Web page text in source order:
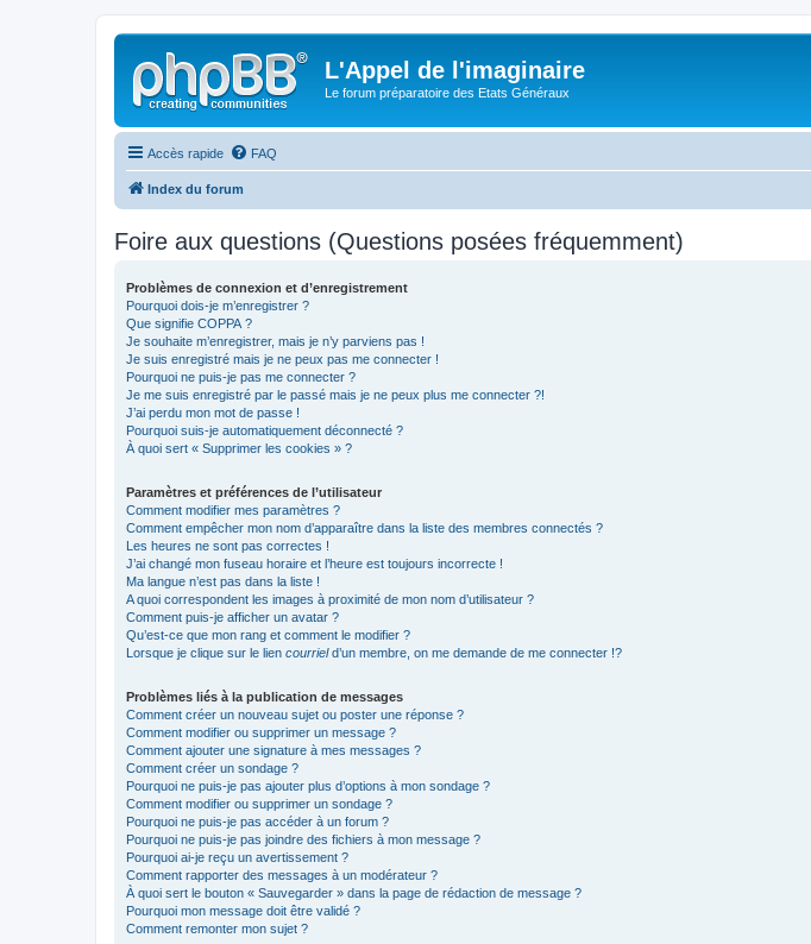
L'Appel de l'imaginaire
Le forum préparatoire des Etats Généraux
Accès rapide FAQ
Index du forum
Foire aux questions (Questions posées fréquemment)
Problèmes de connexion et d’enregistrement
Pourquoi dois-je m’enregistrer ?
Que signifie COPPA ?
Je souhaite m’enregistrer, mais je n’y parviens pas !
Je suis enregistré mais je ne peux pas me connecter !
Pourquoi ne puis-je pas me connecter ?
Je me suis enregistré par le passé mais je ne peux plus me connecter ?!
J’ai perdu mon mot de passe !
Pourquoi suis-je automatiquement déconnecté ?
À quoi sert « Supprimer les cookies » ?
Paramètres et préférences de l’utilisateur
Comment modifier mes paramètres ?
Comment empêcher mon nom d’apparaître dans la liste des membres connectés ?
Les heures ne sont pas correctes !
J’ai changé mon fuseau horaire et l’heure est toujours incorrecte !
Ma langue n’est pas dans la liste !
A quoi correspondent les images à proximité de mon nom d’utilisateur ?
Comment puis-je afficher un avatar ?
Qu’est-ce que mon rang et comment le modifier ?
Lorsque je clique sur le lien courrield’un membre, on me demande de me connecter !?
Problèmes liés à la publication de messages
Comment créer un nouveau sujet ou poster une réponse ?
Comment modifier ou supprimer un message ?
Comment ajouter une signature à mes messages ?
Comment créer un sondage ?
Pourquoi ne puis-je pas ajouter plus d’options à mon sondage ?
Comment modifier ou supprimer un sondage ?
Pourquoi ne puis-je pas accéder à un forum ?
Pourquoi ne puis-je pas joindre des fichiers à mon message ?
Pourquoi ai-je reçu un avertissement ?
Comment rapporter des messages à un modérateur ?
À quoi sert le bouton « Sauvegarder » dans la page de rédaction de message ?
Pourquoi mon message doit être validé ?
Comment remonter mon sujet ?